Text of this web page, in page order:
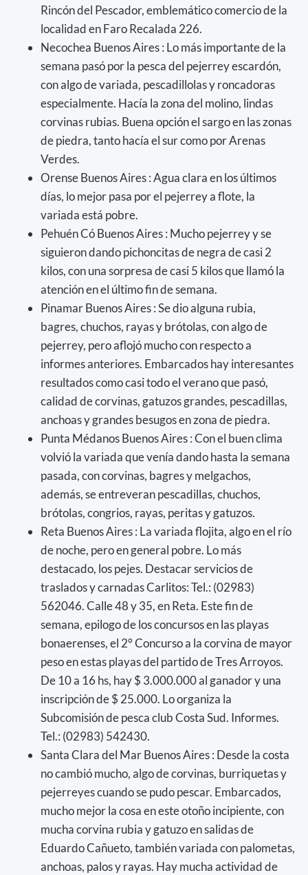
Rincón del Pescador, emblemático comercio de la
localidad en Faro Recalada 226.
Necochea Buenos Aires : Lo más importante de la
semana pasó por la pesca del pejerrey escardón,
con algo de variada, pescadillolas y roncadoras
especialmente. Hacía la zona del molino, lindas
corvinas rubias. Buena opción el sargo en las zonas
de piedra, tanto hacía el sur como por Arenas
Verdes.
Orense Buenos Aires : Agua clara en los últimos
días, lo mejor pasa por el pejerrey a flote, la
variada está pobre.
Pehuén Có Buenos Aires : Mucho pejerrey y se
siguieron dando pichoncitas de negra de casi 2
kilos, con una sorpresa de casi 5 kilos que llamó la
atención en el último fin de semana.
Pinamar Buenos Aires : Se dio alguna rubia,
bagres, chuchos, rayas y brótolas, con algo de
pejerrey, pero aflojó mucho con respecto a
informes anteriores. Embarcados hay interesantes
resultados como casi todo el verano que pasó,
calidad de corvinas, gatuzos grandes, pescadillas,
anchoas y grandes besugos en zona de piedra.
Punta Médanos Buenos Aires : Con el buen clima
volvió la variada que venía dando hasta la semana
pasada, con corvinas, bagres y melgachos,
además, se entreveran pescadillas, chuchos,
brótolas, congrios, rayas, peritas y gatuzos.
Reta Buenos Aires : La variada flojita, algo en el río
de noche, pero en general pobre. Lo más
destacado, los pejes. Destacar servicios de
traslados y carnadas Carlitos: Tel.: (02983)
562046. Calle 48 y 35, en Reta. Este fin de
semana, epilogo de los concursos en las playas
bonaerenses, el 2° Concurso a la corvina de mayor
peso en estas playas del partido de Tres Arroyos.
De 10 a 16 hs, hay $ 3.000.000 al ganador y una
inscripción de $ 25.000. Lo organiza la
Subcomisión de pesca club Costa Sud. Informes.
Tel.: (02983) 542430.
Santa Clara del Mar Buenos Aires : Desde la costa
no cambió mucho, algo de corvinas, burriquetas y
pejerreyes cuando se pudo pescar. Embarcados,
mucho mejor la cosa en este otoño incipiente, con
mucha corvina rubia y gatuzo en salidas de
Eduardo Cañueto, también variada con palometas,
anchoas, palos y rayas. Hay mucha actividad de